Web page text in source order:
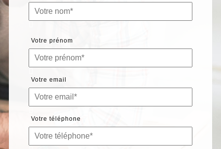
Votre prénom
Votre email
Votre téléphone